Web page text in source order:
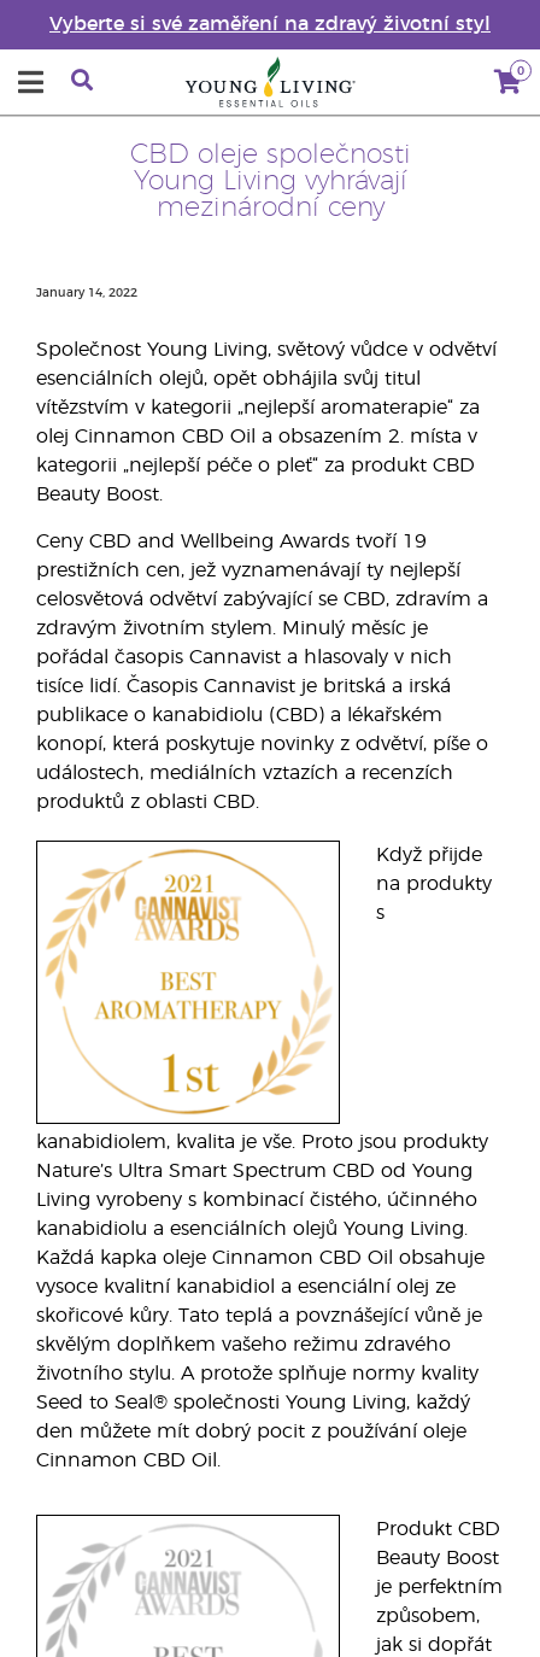
Vyberte si své zaměření na zdravý životní styl
0
CBD oleje společnosti
Young Living vyhrávají
mezinárodní ceny
January 14, 2022
Společnost Young Living, světový vůdce v odvětví
esenciálních olejů, opět obhájila svůj titul
vítězstvím v kategorii „nejlepší aromaterapie“ za
olej Cinnamon CBD Oil a obsazením 2. místa v
kategorii „nejlepší péče o pleť“ za produkt CBD
Beauty Boost.
Ceny CBD and Wellbeing Awards tvoří 19
prestižních cen, jež vyznamenávají ty nejlepší
celosvětová odvětví zabývající se CBD, zdravím a
zdravým životním stylem. Minulý měsíc je
pořádal časopis Cannavist a hlasovaly v nich
tisíce lidí. Časopis Cannavist je britská a irská
publikace o kanabidiolu (CBD) a lékařském
konopí, která poskytuje novinky z odvětví, píše o
událostech, mediálních vztazích a recenzích
produktů z oblasti CBD.
Když přijde
na produkty
s
kanabidiolem, kvalita je vše. Proto jsou produkty
Nature’s Ultra Smart Spectrum CBD od Young
Living vyrobeny s kombinací čistého, účinného
kanabidiolu a esenciálních olejů Young Living.
Každá kapka oleje Cinnamon CBD Oil obsahuje
vysoce kvalitní kanabidiol a esenciální olej ze
skořicové kůry. Tato teplá a povznášející vůně je
skvělým doplňkem vašeho režimu zdravého
životního stylu. A protože splňuje normy kvality
Seed to Seal® společnosti Young Living, každý
den můžete mít dobrý pocit z používání oleje
Cinnamon CBD Oil.
Produkt CBD
Beauty Boost
je perfektním
způsobem,
jak si dopřát